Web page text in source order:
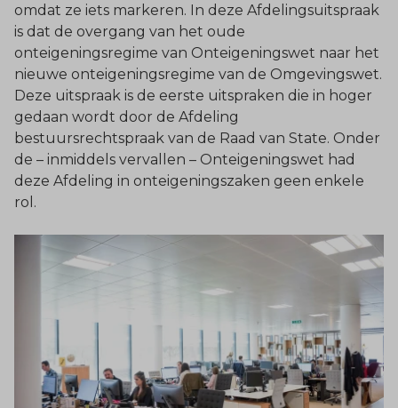
omdat ze iets markeren. In deze Afdelingsuitspraak
is dat de overgang van het oude
onteigeningsregime van Onteigeningswet naar het
nieuwe onteigeningsregime van de Omgevingswet.
Deze uitspraak is de eerste uitspraken die in hoger
gedaan wordt door de Afdeling
bestuursrechtspraak van de Raad van State. Onder
de – inmiddels vervallen – Onteigeningswet had
deze Afdeling in onteigeningszaken geen enkele
rol.